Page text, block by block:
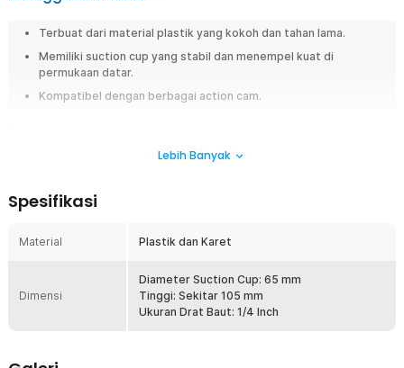
Terbuat dari material plastik yang kokoh dan tahan lama.
Memiliki suction cup yang stabil dan menempel kuat di
permukaan datar.
Kompatibel dengan berbagai action cam.
Apabila Anda sering berkendara dan membutuhkan rekaman perjalanan
untuk membuat konten vlog di dalam mobil. Dilengkapi dengan suction
atau dashboard mobil. Desain engsel fleksibel memudahkan pengaturan
Fitur
Lebih Banyak
Spesifikasi
Material Plastik dan Karet
Dimensi
Diameter Suction Cup: 65 mm
Tinggi: Sekitar 105 mm
Ukuran Drat Baut: 1/4 Inch